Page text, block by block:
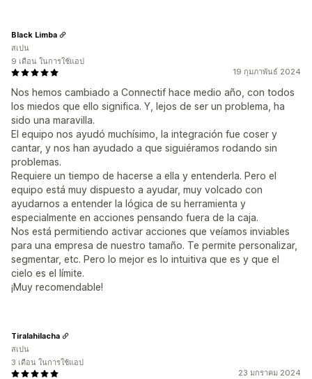
19 กุมภาพันธ์ 2024
Nos hemos cambiado a Connectif hace medio año, con todos
los miedos que ello significa. Y, lejos de ser un problema, ha
sido una maravilla.
El equipo nos ayudó muchísimo, la integración fue coser y
cantar, y nos han ayudado a que siguiéramos rodando sin
problemas.
Requiere un tiempo de hacerse a ella y entenderla. Pero el
equipo está muy dispuesto a ayudar, muy volcado con
ayudarnos a entender la lógica de su herramienta y
especialmente en acciones pensando fuera de la caja.
Nos está permitiendo activar acciones que veíamos inviables
para una empresa de nuestro tamaño. Te permite personalizar,
segmentar, etc. Pero lo mejor es lo intuitiva que es y que el
cielo es el límite.
¡Muy recomendable!
Black Limba
สเปน
9 เดือน ในการใช้แอป
23 มกราคม 2024
Tiralahilacha
สเปน
3 เดือน ในการใช้แอป